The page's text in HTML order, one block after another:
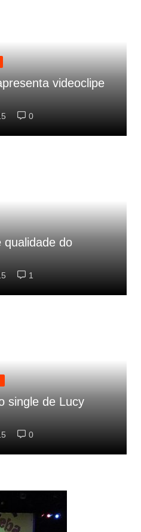
videoclipe
0
qualidade do
1
single de Lucy
0